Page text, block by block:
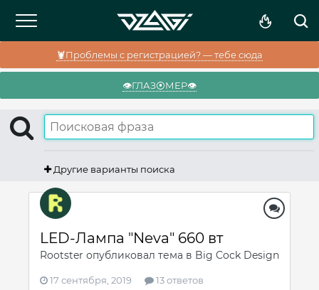
🦞Проблемы с регистрацией? — тебе сюда
👁️ГЛАЗ⦿МЕР👁️
Другие варианты поиска
LED-Лампа "Neva" 660 вт
Rootster опубликовал тема в Big Cock Design
17 сентября, 2019 13 ответов